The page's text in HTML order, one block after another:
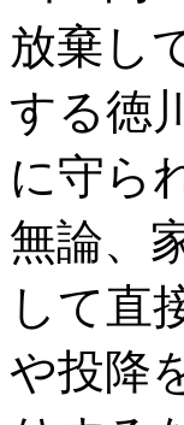
放棄し
する徳
に守ら
無論、
して直
や投降